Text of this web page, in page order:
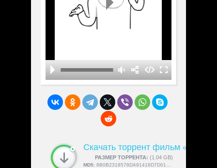
Скачать торрент фильм
РАЗМЕР ТОРРЕНТА: (1.04 GB)
СКАЧАЛИ:4189
MD5: 8B0B2318578DA91418D7D015193CDF38